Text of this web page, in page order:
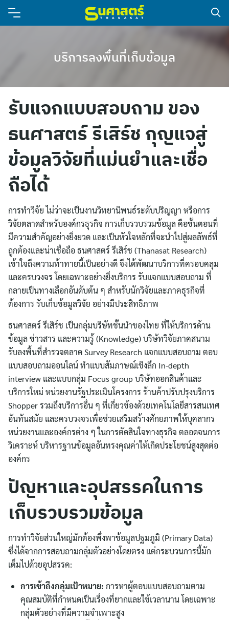
ไทย
English
บริการลงพื้นที่เก็บข้อมูล
รับแจกแบบสอบถาม ของ
ธนศาสตร์ รีเสิร์ช กุญแจสู่
ข้อมูลวิจัยที่แม่นยำและเชื่อ
ถือได้
การทำวิจัย ไม่ว่าจะเป็นงานวิทยานิพนธ์ระดับปริญญา หรือการ
วิจัยตลาดสำหรับองค์กรธุรกิจ การเก็บรวบรวมข้อมูล คือขั้นตอนที่
มีความสำคัญอย่างยิ่งยวด และเป็นหัวใจหลักที่จะนำไปสู่ผลลัพธ์ที่
ถูกต้องและน่าเชื่อถือ ธนศาสตร์ รีเสิร์ช (Thanasat Research)
เข้าใจถึงความท้าทายนี้เป็นอย่างดี จึงได้พัฒนาบริการที่ครอบคลุม
และครบวงจร โดยเฉพาะอย่างยิ่งบริการ รับแจกแบบสอบถาม ที่
กลายเป็นทางเลือกอันดับต้น ๆ สำหรับนักวิจัยและภาคธุรกิจที่
ต้องการ รับเก็บข้อมูลวิจัย อย่างมีประสิทธิภาพ
ธนศาสตร์ รีเสิร์ช เป็นกลุ่มบริษัทชั้นนำของไทย ที่ให้บริการด้าน
ข้อมูล ข่าวสาร และความรู้ (Knowledge) บริษัทวิจัยภาคสนาม
รับลงพื้นที่สำรวจตลาด Survey Research แจกแบบสอบถาม ตอบ
แบบสอบถามออนไลน์ ทำแบบสัมภาษณ์เชิงลึก In-depth
interview และแบบกลุ่ม Focus group บริษัทออกสินค้าและ
บริการใหม่ หน่วยงานรัฐประเมินโครงการ ร้านค้าปรับปรุงบริการ
Shopper รวมถึงบริการอื่น ๆ ที่เกี่ยวข้องด้วยเทคโนโลยีสารสนเทศ
อันทันสมัย และครบวงจรเพื่อช่วยเสริมสร้างศักยภาพให้บุคลากร
หน่วยงานและองค์กรต่าง ๆ ในการตัดสินใจทางธุรกิจ ตลอดจนการ
วิเคราะห์ บริหารฐานข้อมูลอันทรงคุณค่าให้เกิดประโยชน์สูงสุดต่อ
องค์กร
ปัญหาและอุปสรรคในการ
เก็บรวบรวมข้อมูล
การทำวิจัยส่วนใหญ่มักต้องพึ่งพาข้อมูลปฐมภูมิ (Primary Data)
ซึ่งได้จากการสอบถามกลุ่มตัวอย่างโดยตรง แต่กระบวนการนี้มัก
เต็มไปด้วยอุปสรรค:
การเข้าถึงกลุ่มเป้าหมาย: การหาผู้ตอบแบบสอบถามตาม
คุณสมบัติที่กำหนดเป็นเรื่องที่ยากและใช้เวลานาน โดยเฉพาะ
กลุ่มตัวอย่างที่มีความจำเพาะสูง